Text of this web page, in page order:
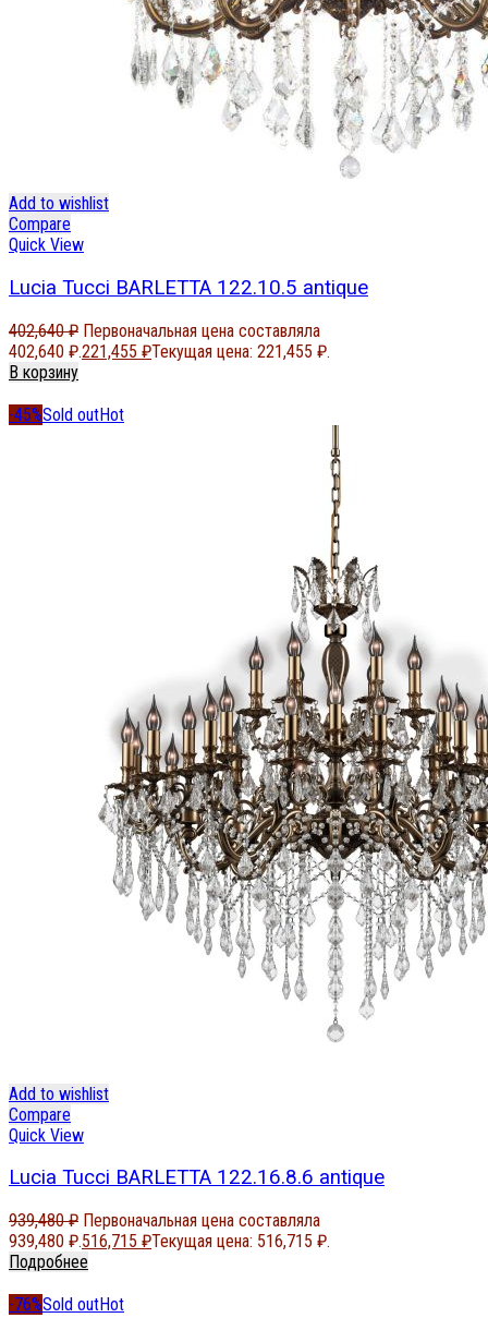
Add to wishlist
Compare
Quick View
Lucia Tucci BARLETTA 122.10.5 antique
402,640₽ Первоначальная цена составляла
402,640 ₽.221,455 ₽Текущая цена: 221,455 ₽.
В корзину
-45%Sold outHot
Add to wishlist
Compare
Quick View
Lucia Tucci BARLETTA 122.16.8.6 antique
939,480₽ Первоначальная цена составляла
939,480 ₽.516,715 ₽Текущая цена: 516,715 ₽.
Подробнее
-76%Sold outHot